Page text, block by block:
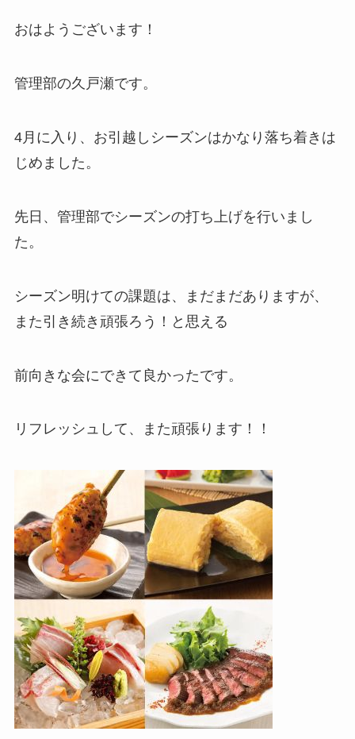
おはようございます！
管理部の久戸瀬です。
4月に入り、お引越しシーズンはかなり落ち着きは
じめました。
先日、管理部でシーズンの打ち上げを行いまし
た。
シーズン明けての課題は、まだまだありますが、
また引き続き頑張ろう！と思える
前向きな会にできて良かったです。
リフレッシュして、また頑張ります！！